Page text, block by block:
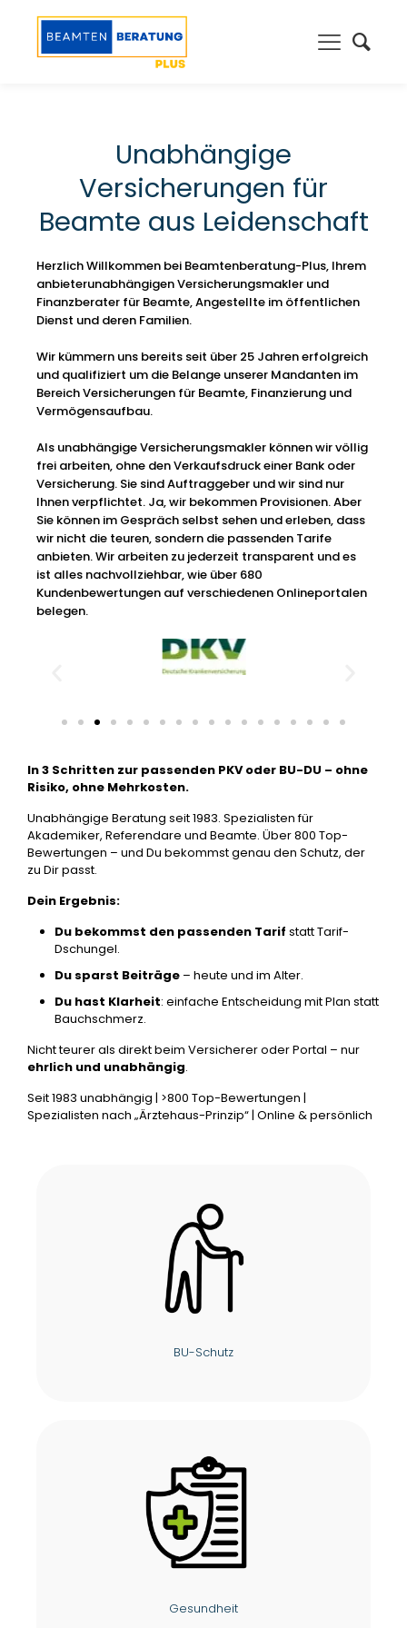
Unabhängige
Versicherungen für
Beamte aus Leidenschaft
Herzlich Willkommen bei Beamtenberatung-Plus, Ihrem
anbieterunabhängigen Versicherungsmakler und
Finanzberater für Beamte, Angestellte im öffentlichen
Dienst und deren Familien.
Wir kümmern uns bereits seit über 25 Jahren erfolgreich
und qualifiziert um die Belange unserer Mandanten im
Bereich Versicherungen für Beamte, Finanzierung und
Vermögensaufbau.
Als unabhängige Versicherungsmakler können wir völlig
frei arbeiten, ohne den Verkaufsdruck einer Bank oder
Versicherung. Sie sind Auftraggeber und wir sind nur
Ihnen verpflichtet. Ja, wir bekommen Provisionen. Aber
Sie können im Gespräch selbst sehen und erleben, dass
wir nicht die teuren, sondern die passenden Tarife
anbieten. Wir arbeiten zu jederzeit transparent und es
ist alles nachvollziehbar, wie über 680
Kundenbewertungen auf verschiedenen Onlineportalen
belegen.
In 3 Schritten zur passenden PKV oder BU-DU – ohne
Risiko, ohne Mehrkosten.
Unabhängige Beratung seit 1983. Spezialisten für
Akademiker, Referendare und Beamte. Über 800 Top-
Bewertungen – und Du bekommst genau den Schutz, der
zu Dir passt.
Dein Ergebnis:
Du bekommst den passenden Tarif statt Tarif-
Dschungel.
Du sparst Beiträge – heute und im Alter.
Du hast Klarheit: einfache Entscheidung mit Plan statt
Bauchschmerz.
Nicht teurer als direkt beim Versicherer oder Portal – nur
ehrlich und unabhängig.
Seit 1983 unabhängig | >800 Top-Bewertungen |
Spezialisten nach „Ärztehaus-Prinzip“ | Online & persönlich
BU-Schutz
Gesundheit